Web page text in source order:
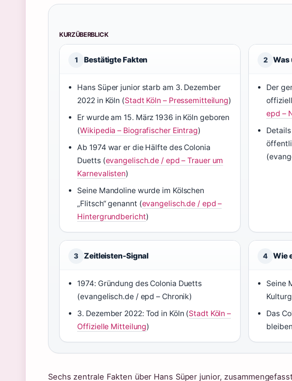
KURZÜBERBLICK
1 Bestätigte Fakten
Hans Süper junior starb am 3. Dezember
2022 in Köln (Stadt Köln – Pressemitteilung)
Er wurde am 15. März 1936 in Köln geboren
(Wikipedia – Biografischer Eintrag)
Ab 1974 war er die Hälfte des Colonia
Duetts (evangelisch.de / epd – Trauer um
Karnevalisten)
Seine Mandoline wurde im Kölschen
„Flitsch“ genannt (evangelisch.de / epd –
Hintergrundbericht)
2 Was
Der
epd –
3 Zeitleisten-Signal
1974: Gründung des Colonia Duetts
(evangelisch.de / epd – Chronik)
3. Dezember 2022: Tod in Köln (Stadt Köln –
Offizielle Mitteilung)
4 Wie
Seine
Das
Sechs zentrale Fakten über Hans Süper junior,